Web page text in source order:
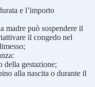
e l’importo
madre può sospendere il
il congedo nel
gestazione;
alla nascita o durante il